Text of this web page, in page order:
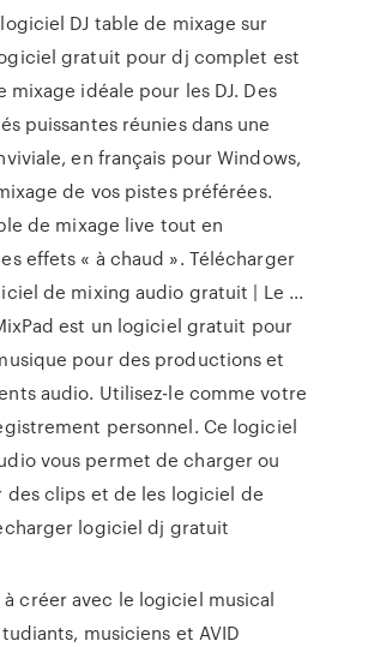
DJ table de mixage sur
gratuit pour dj complet est
mixage idéale pour les DJ. Des
puissantes réunies dans une
en français pour Windows,
de vos pistes préférées.
de mixage live tout en
effets « à chaud ». Télécharger
de mixing audio gratuit | Le ...
est un logiciel gratuit pour
pour des productions et
audio. Utilisez-le comme votre
personnel. Ce logiciel
vous permet de charger ou
des clips et de les logiciel de
logiciel dj gratuit
créer avec le logiciel musical
musiciens et AVID